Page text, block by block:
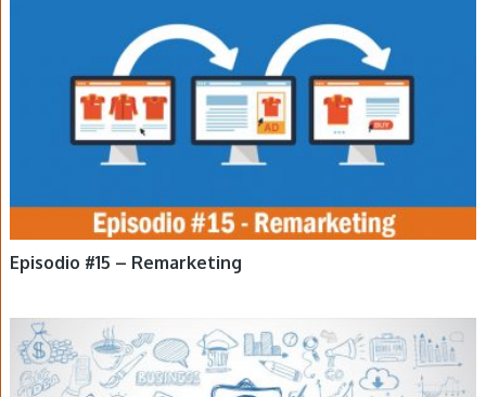
Episodio #15 – Remarketing
EPISODI